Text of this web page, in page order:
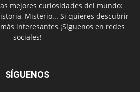
mejores curiosidades del mundo:
Misterio... Si quieres descubrir
interesantes ¡Síguenos en redes
sociales!
SÍGUENOS